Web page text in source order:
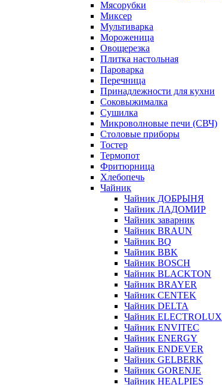
Мясорубки
Миксер
Мультиварка
Мороженица
Овощерезка
Плитка настольная
Пароварка
Перечница
Принадлежности для кухни
Соковыжималка
Сушилка
Микроволновые печи (СВЧ)
Столовые приборы
Тостер
Термопот
Фритюрница
Хлебопечь
Чайник
Чайник ДОБРЫНЯ
Чайник ЛАДОМИР
Чайник заварник
Чайник BRAUN
Чайник BQ
Чайник BBK
Чайник BOSCH
Чайник BLACKTON
Чайник BRAYER
Чайник CENTEK
Чайник DELTA
Чайник ELECTROLUX
Чайник ENVITEC
Чайник ENERGY
Чайник ENDEVER
Чайник GELBERK
Чайник GORENJE
Чайник HEALPIES